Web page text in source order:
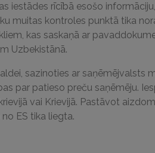
iestādes rīcībā esošo
muitas kontroles punktā tika
kas saskaņā ar
Uzbekistānā.
sazinoties ar saņēmējvalsts
par patieso preču saņēmēju.
vai Krievijā. Pastāvot
ES tika liegta.